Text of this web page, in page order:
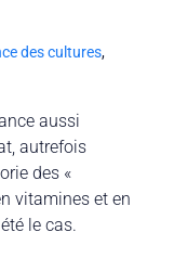
des cultures,
aussi
autrefois
des «
vitamines et en
le cas.